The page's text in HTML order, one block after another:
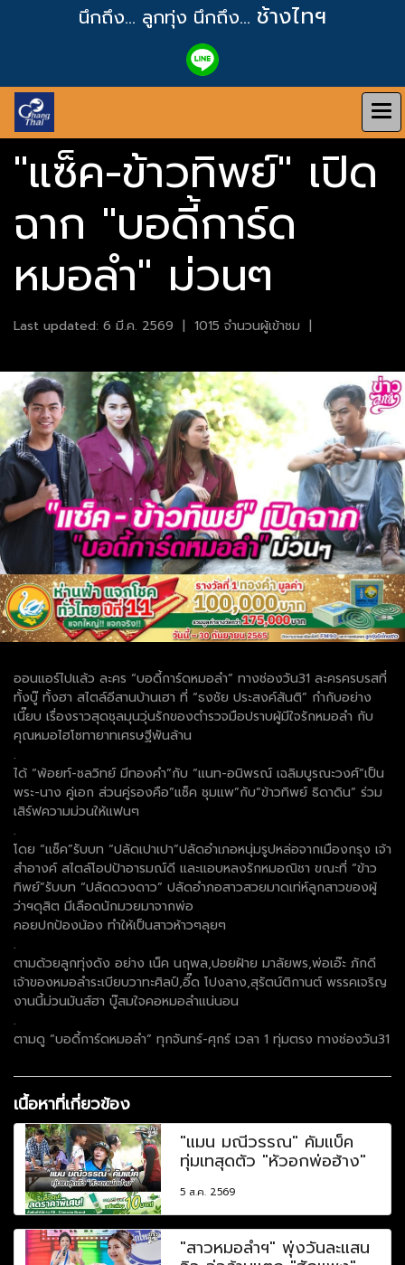
นึกถึง... ลูกทุ่ง นึกถึง... ช้างไทฯ
"แซ็ค-ข้าวทิพย์" เปิด
ฉาก "บอดี้การ์ด
หมอลำ" ม่วนๆ
Last updated: 6 มี.ค. 2569 | 1015 จำนวนผู้เข้าชม |
ออนแอร์ไปแล้ว ละคร “บอดี้การ์ดหมอลำ” ทางช่องวัน31 ละครครบรสที่
ทั้งบู๊ ทั้งฮา สไตล์อีสานบ้านเฮา ที่ “ธงชัย ประสงค์สันติ” กำกับอย่าง
เนี๊ยบ เรื่องราวสุดชุลมุนวุ่นรักของตำรวจมือปราบผู้มีใจรักหมอลำ กับ
คุณหมอไฮโซทายาทเศรษฐีพันล้าน
.
ได้ “พ้อยท์-ชลวิทย์ มีทองคำ”กับ “แนท-อนิพรณ์ เฉลิมบูรณะวงศ์”เป็น
พระ-นาง คู่เอก ส่วนคู่รองคือ”แซ็ค ชุมแพ”กับ”ข้าวทิพย์ ธิดาดิน” ร่วม
เสิร์ฟความม่วนให้แฟนๆ
.
โดย “แซ็ค”รับบท “ปลัดเปาเปา”ปลัดอำเภอหนุ่มรูปหล่อจากเมืองกรุง เจ้า
สำอางค์ สไตล์โอปป้าอารมณ์ดี และแอบหลงรักหมอณิชา ขณะที่ “ข้าว
ทิพย์”รับบท “ปลัดดวงดาว” ปลัดอำภอสาวสวยมาดเท่ห์ลูกสาวของผู้
ว่าฯดุสิต มีเลือดนักมวยมาจากพ่อ
คอยปกป้องน้อง ทำให้เป็นสาวห้าวๆลุยๆ
.
ตามด้วยลูกทุ่งดัง อย่าง เน็ค นฤพล,ปอยฝ้าย มาลัยพร,พ่อเอ๊ะ ภักดี
เจ้าของหมอลำระเบียบวาทะศิลป์,อี๊ด โปงลาง,สุรัตน์ติกานต์ พรรคเจริญ
งานนี้ม่วนมันส์ฮา บู๊สมใจคอหมอลำแน่นอน
.
ตามดู “บอดี้การ์ดหมอลำ” ทุกจันทร์-ศุกร์ เวลา 1 ทุ่มตรง ทางช่องวัน31
เนื้อหาที่เกี่ยวข้อง
"แมน มณีวรรณ" คัมแบ็ค
ทุ่มเทสุดตัว "หัวอกพ่อฮ้าง"
5 ส.ค. 2569
"สาวหมอลำฯ" พุ่งวันละแสน